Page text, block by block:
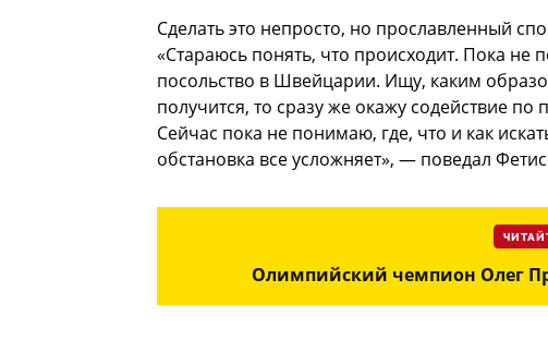
Сделать это непросто, но прославленный
«Стараюсь понять, что происходит. Пока не
посольство в Швейцарии. Ищу, каким
получится, то сразу же окажу содействие
Сейчас пока не понимаю, где, что и как
обстановка все усложняет», — поведал
Олимпийский чемпион Олег